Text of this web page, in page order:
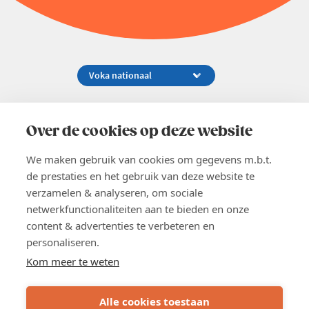
Over de cookies op deze website
We maken gebruik van cookies om gegevens m.b.t.
de prestaties en het gebruik van deze website te
verzamelen & analyseren, om sociale
netwerkfunctionaliteiten aan te bieden en onze
content & advertenties te verbeteren en
personaliseren.
Kom meer te weten
Alle cookies toestaan
02 229 81 11
EN
Word lid